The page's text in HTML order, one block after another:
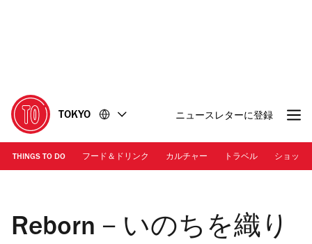
に
移
動
移
動
TOKYO ニュースレターに登録
THINGS TO DO フード＆ドリンク カルチャー トラベル ショッピ
画像提供：寺田倉庫 | 永沢碧衣「解ける者」 2021年
Reborn－いのちを織り